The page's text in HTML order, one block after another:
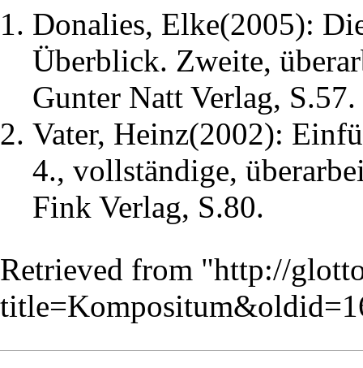
Donalies, Elke(2005):
Überblick. Zweite,
Gunter Natt Verlag, S.57.
Vater, Heinz(2002):
4., vollständige,
Fink Verlag, S.80.
Retrieved from "http://